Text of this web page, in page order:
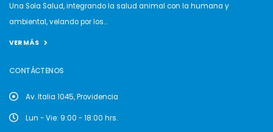
Una Sola Salud, integrando la salud animal con la humana y
ambiental, velando por los...
VER MÁS
CONTÁCTENOS
Av. Italia 1045, Providencia
Lun - Vie: 9:00 - 18:00 hrs.